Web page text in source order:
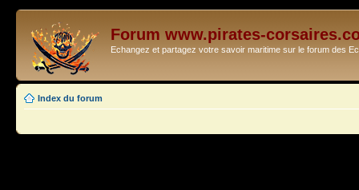
Forum www.pirates-
Echangez et partagez votre savoir maritime sur le forum des
Index du forum